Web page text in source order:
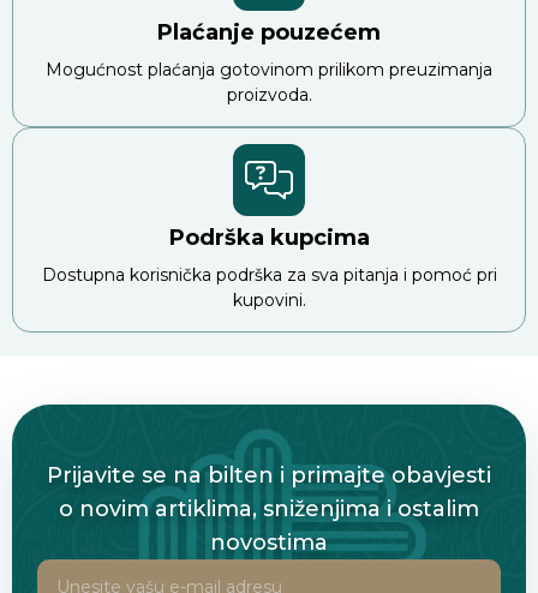
Plaćanje pouzećem
Mogućnost plaćanja gotovinom prilikom preuzimanja
proizvoda.
Podrška kupcima
Dostupna korisnička podrška za sva pitanja i pomoć pri
kupovini.
Prijavite se na bilten i primajte obavjesti
o novim artiklima, sniženjima i ostalim
novostima